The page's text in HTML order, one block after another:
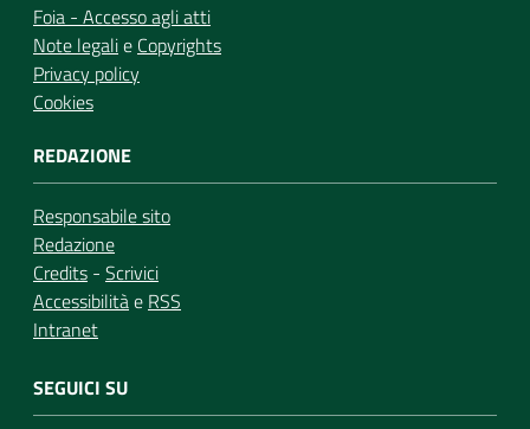
Foia - Accesso agli atti
Note legalie Copyrights
Privacy policy
Cookies
REDAZIONE
Responsabile sito
Redazione
Credits - Scrivici
Accessibilitàe RSS
Intranet
SEGUICI SU